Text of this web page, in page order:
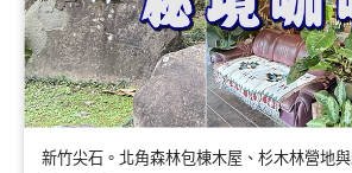
新竹尖石。北角森林包棟木屋、杉木林營地